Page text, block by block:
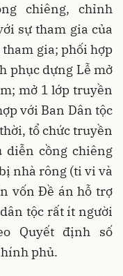
chiêng, chỉnh
sự tham gia của
gia; phối hợp
phục dựng Lễ mở
mở 1 lớp truyền
với Ban Dân tộc
tổ chức truyền
diễn cồng chiêng
nhà rông (ti vi và
vốn Đề án hỗ trợ
tộc rất ít người
Quyết định số
phủ.